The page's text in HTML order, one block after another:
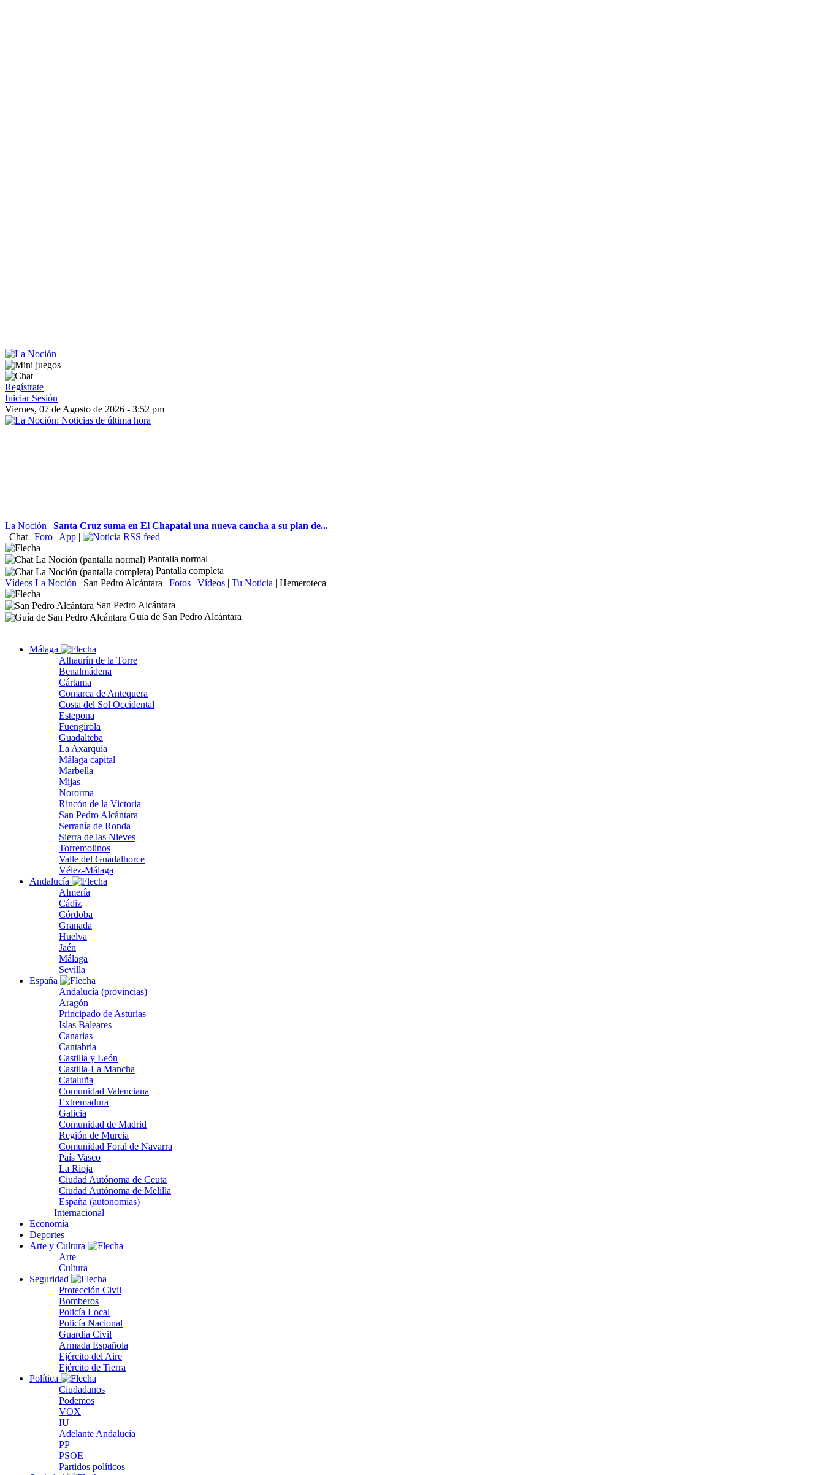
Regístrate
Iniciar Sesión
Viernes, 07 de Agosto de 2026 - 3:52 pm
La Noción | Santa Cruz suma en El Chapatal una nueva cancha a su plan de...
| Chat | Foro | App |
Pantalla normal
Pantalla completa
Vídeos La Noción | San Pedro Alcántara | Fotos | Vídeos | Tu Noticia | Hemeroteca
San Pedro Alcántara
Guía de San Pedro Alcántara
Málaga
Alhaurín de la Torre
Benalmádena
Cártama
Comarca de Antequera
Costa del Sol Occidental
Estepona
Fuengirola
Guadalteba
La Axarquía
Málaga capital
Marbella
Mijas
Nororma
Rincón de la Victoria
San Pedro Alcántara
Serranía de Ronda
Sierra de las Nieves
Torremolinos
Valle del Guadalhorce
Vélez-Málaga
Andalucía
Almería
Cádiz
Córdoba
Granada
Huelva
Jaén
Málaga
Sevilla
España
Andalucía (provincias)
Aragón
Principado de Asturias
Islas Baleares
Canarias
Cantabria
Castilla y León
Castilla-La Mancha
Cataluña
Comunidad Valenciana
Extremadura
Galicia
Comunidad de Madrid
Región de Murcia
Comunidad Foral de Navarra
País Vasco
La Rioja
Ciudad Autónoma de Ceuta
Ciudad Autónoma de Melilla
España (autonomías)
Internacional
Economía
Deportes
Arte y Cultura
Arte
Cultura
Seguridad
Protección Civil
Bomberos
Policía Local
Policía Nacional
Guardia Civil
Armada Española
Ejército del Aire
Ejército de Tierra
Política
Ciudadanos
Podemos
VOX
IU
Adelante Andalucía
PP
PSOE
Partidos políticos